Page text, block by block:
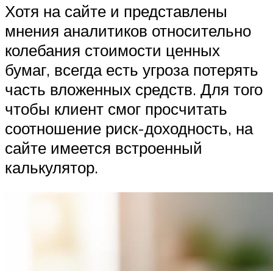
Хотя на сайте и представлены
мнения аналитиков относительно
колебания стоимости ценных
бумаг, всегда есть угроза потерять
часть вложенных средств. Для того
чтобы клиент смог просчитать
соотношение риск-доходность, на
сайте имеется встроенный
калькулятор.